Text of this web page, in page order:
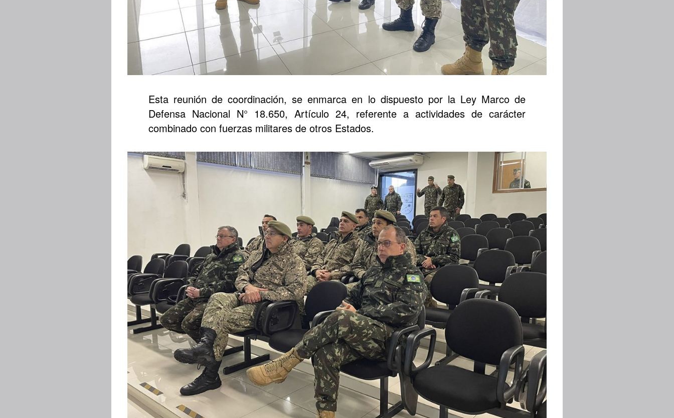
Esta reunión de coordinación, se enmarca en lo dispuesto por la Ley Marco de
Defensa Nacional N° 18.650, Artículo 24, referente a actividades de carácter
combinado con fuerzas militares de otros Estados.